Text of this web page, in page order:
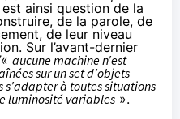
est ainsi question de la
de la parole, de
de leur niveau
Sur l’avant-dernier
aucune machine n’est
sur un set d’objets
à toutes situations
luminosité variables ».